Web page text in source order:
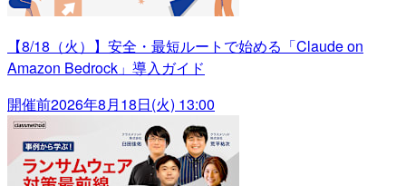
【8/18（火）】安全・最短ルートで始める「Claude on
Amazon Bedrock」導入ガイド
開催前2026年8月18日(火) 13:00